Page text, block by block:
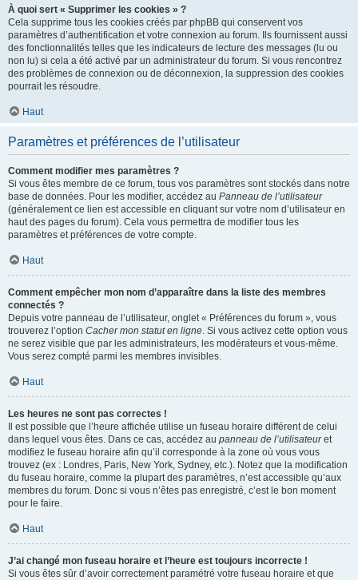
À quoi sert « Supprimer les cookies » ?
Cela supprime tous les cookies créés par phpBB qui conservent vos
paramètres d’authentification et votre connexion au forum. Ils fournissent aussi
des fonctionnalités telles que les indicateurs de lecture des messages (lu ou
non lu) si cela a été activé par un administrateur du forum. Si vous rencontrez
des problèmes de connexion ou de déconnexion, la suppression des cookies
pourrait les résoudre.
Haut
Paramètres et préférences de l’utilisateur
Comment modifier mes paramètres ?
Si vous êtes membre de ce forum, tous vos paramètres sont stockés dans notre
base de données. Pour les modifier, accédez au Panneau de l’utilisateur
(généralement ce lien est accessible en cliquant sur votre nom d’utilisateur en
haut des pages du forum). Cela vous permettra de modifier tous les
paramètres et préférences de votre compte.
Haut
Comment empêcher mon nom d’apparaître dans la liste des membres
connectés ?
Depuis votre panneau de l’utilisateur, onglet « Préférences du forum », vous
trouverez l’option Cacher mon statut en ligne. Si vous activez cette option vous
ne serez visible que par les administrateurs, les modérateurs et vous-même.
Vous serez compté parmi les membres invisibles.
Haut
Les heures ne sont pas correctes !
Il est possible que l’heure affichée utilise un fuseau horaire différent de celui
dans lequel vous êtes. Dans ce cas, accédez au panneau de l’utilisateuret
modifiez le fuseau horaire afin qu’il corresponde à la zone où vous vous
trouvez (ex : Londres, Paris, New York, Sydney, etc.). Notez que la modification
du fuseau horaire, comme la plupart des paramètres, n’est accessible qu’aux
membres du forum. Donc si vous n’êtes pas enregistré, c’est le bon moment
pour le faire.
Haut
J’ai changé mon fuseau horaire et l’heure est toujours incorrecte !
Si vous êtes sûr d’avoir correctement paramétré votre fuseau horaire et que